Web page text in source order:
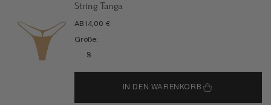
String Tanga
ANGEBOT
AB 14,00 €
Größe:
S
IN DEN WARENKORB